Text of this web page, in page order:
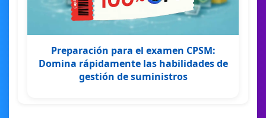
Preparación para el examen CPSM:
Domina rápidamente las habilidades de
gestión de suministros